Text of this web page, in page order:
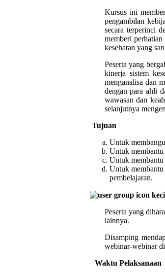
Kursus ini
pengambilan
secara terperinci
memberi
kesehatan yang
Peserta yang
kinerja sistem
menganalisa dan
dengan para ahli
wawasan dan
selanjutnya
Tujuan
Untuk
Untuk membantu
Untuk membantu
Untuk
pembelajaran.
Peserta yang
lainnya.
Disamping
webinar-webinar
Waktu Pelaksanaan